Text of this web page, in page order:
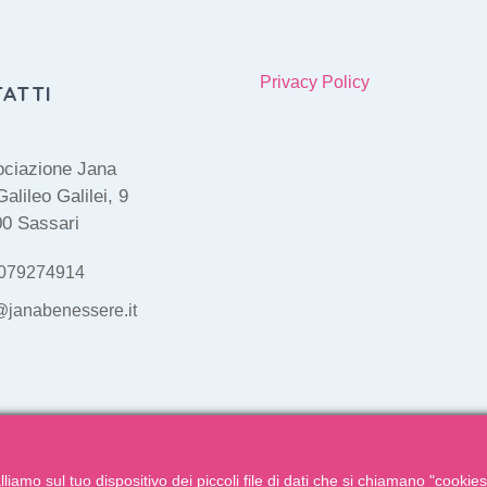
Jana
Galilei, 9
Sassari
Privacy Policy
sul tuo dispositivo dei piccoli file di dati che si chiamano